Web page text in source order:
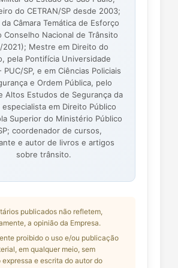
do CETRAN/SP desde 2003;
Câmara Temática de Esforço
Conselho Nacional de Trânsito
2021); Mestre em Direito do
pela Pontifícia Universidade
PUC/SP, e em Ciências Policiais
e Ordem Pública, pelo
Altos Estudos de Segurança da
especialista em Direito Público
Superior do Ministério Público
coordenador de cursos,
e autor de livros e artigos
sobre trânsito.
publicados não refletem,
a opinião da Empresa.
proibido o uso e/ou publicação
em qualquer meio, sem
expressa e escrita do autor do